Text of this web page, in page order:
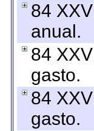
84
anual.
84
gasto.
84
gasto.